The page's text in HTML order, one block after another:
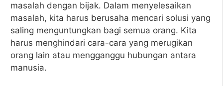
masalah dengan bijak. Dalam menyelesaikan
masalah, kita harus berusaha mencari solusi yang
saling menguntungkan bagi semua orang. Kita
harus menghindari cara-cara yang merugikan
orang lain atau mengganggu hubungan antara
manusia.